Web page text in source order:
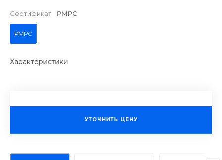
Сертификат РМРС
РМРС
Характеристики
УТОЧНИТЬ ЦЕНУ